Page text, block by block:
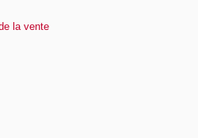
la vente